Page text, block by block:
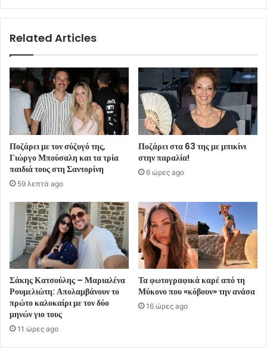
Related Articles
Ποζάρει με τον σύζυγό της,
Γιώργο Μπούσαλη και τα τρία
παιδιά τους στη Σαντορίνη
59 λεπτά ago
Ποζάρει στα 63 της με μπικίνι
στην παραλία!
6 ώρες ago
Σάκης Κατσούλης – Μαριαλένα
Ρουμελιώτη: Απολαμβάνουν το
πρώτο καλοκαίρι με τον δύο
μηνών γιο τους
11 ώρες ago
Τα φωτογραφικά καρέ από τη
Μύκονο που «κόβουν» την ανάσα
16 ώρες ago